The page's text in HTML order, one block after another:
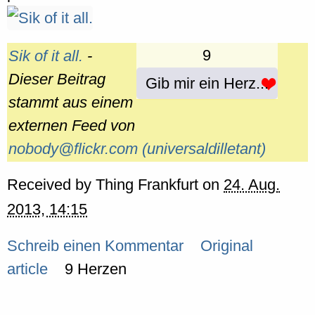
9
Gib mir ein Herz...
Sik of it all. -
Dieser Beitrag
stammt aus einem
externen Feed von
nobody@flickr.com (universaldilletant)
Received by Thing Frankfurt on 24. Aug.
2013, 14:15
Schreib einen Kommentar
Original
article
9 Herzen